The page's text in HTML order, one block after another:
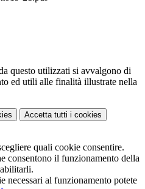
questo utilizzati si avvalgono di
ed utili alle finalità illustrate nella
Accetta tutti i cookies
quali cookie consentire.
consentono il funzionamento della
necessari al funzionamento potete